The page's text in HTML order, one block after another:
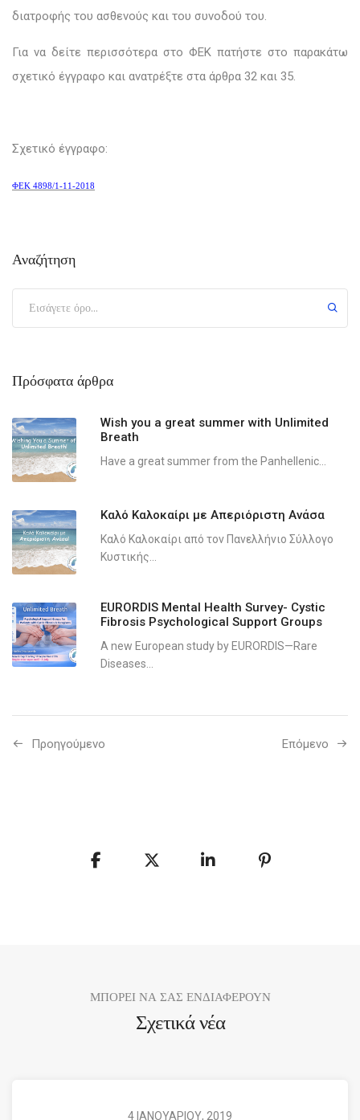
διατροφής του ασθενούς και του συνοδού του.
Για να δείτε περισσότερα στο ΦΕΚ πατήστε στο παρακάτω
σχετικό έγγραφο και ανατρέξτε στα άρθρα 32 και 35.
Σχετικό έγγραφο:
ΦΕΚ 4898/1-11-2018
Αναζήτηση
Πρόσφατα άρθρα
Wish you a great summer with Unlimited
Breath
Have a great summer from the Panhellenic...
Καλό Καλοκαίρι με Απεριόριστη Ανάσα
Καλό Καλοκαίρι από τον Πανελλήνιο Σύλλογο
Κυστικής...
EURORDIS Mental Health Survey- Cystic
Fibrosis Psychological Support Groups
A new European study by EURORDIS—Rare
Diseases...
Προηγούμενo Επόμενο
ΜΠΟΡΕΙ ΝΑ ΣΑΣ ΕΝΔΙΑΦΕΡΟΥΝ
Σχετικά νέα
4 ΙΑΝΟΥΑΡΙΟΥ, 2019